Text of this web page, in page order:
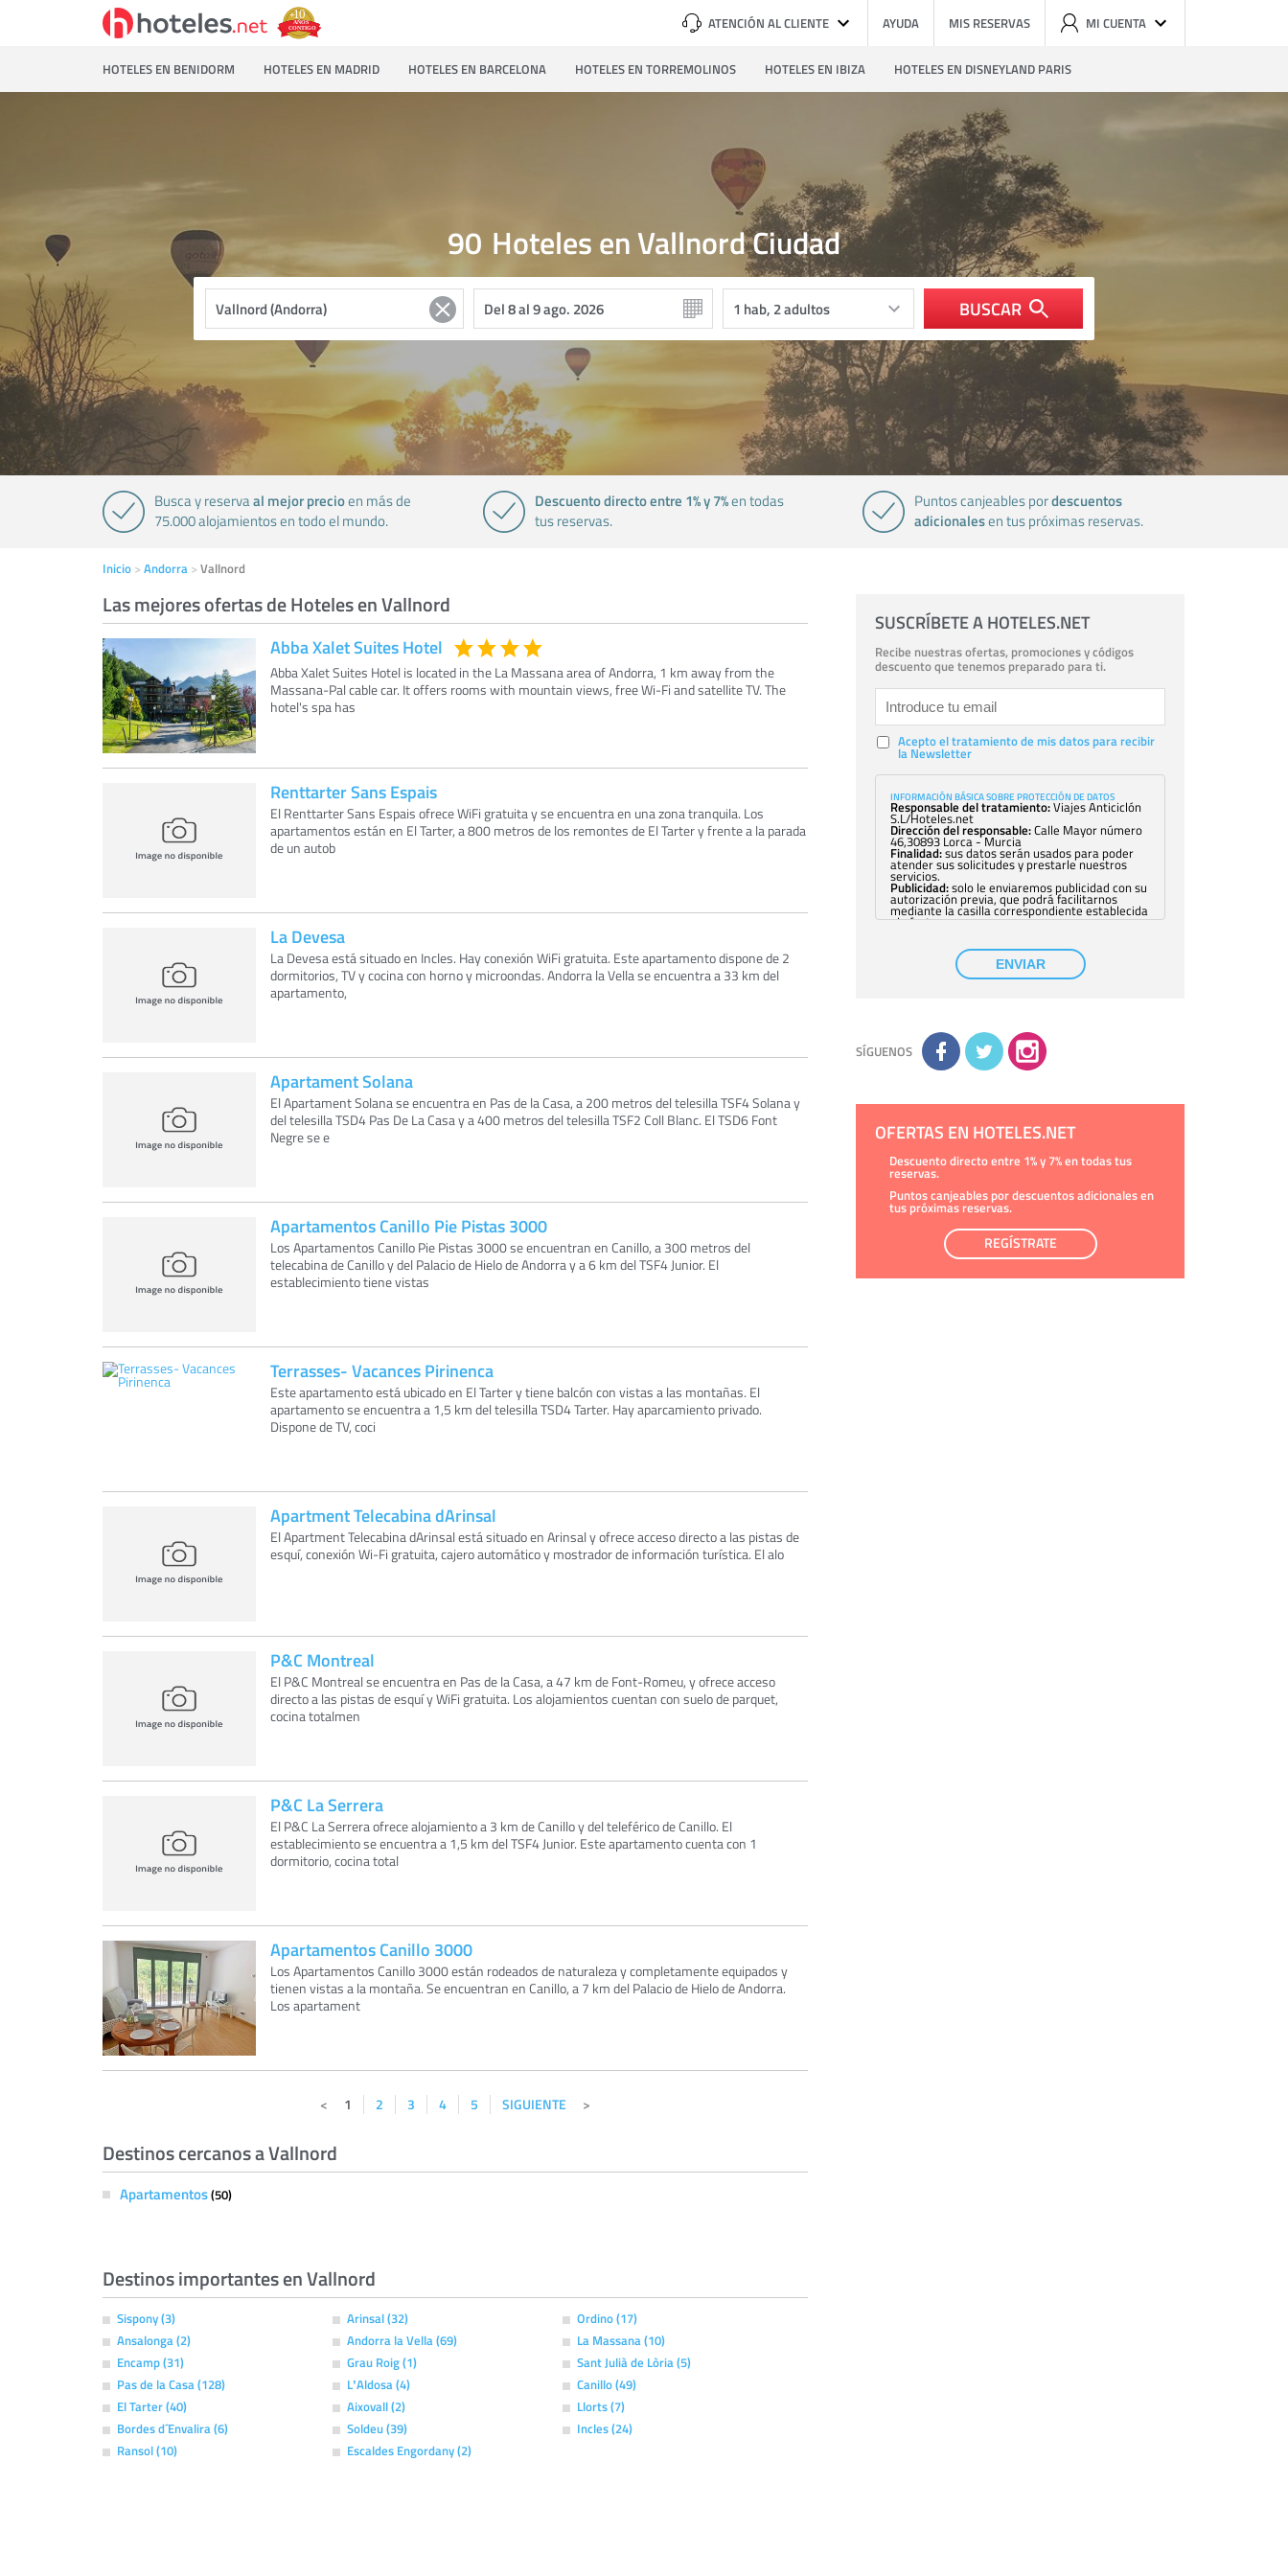
ATENCIÓN AL CLIENTE AYUDA MIS RESERVAS MI CUENTA
HOTELES EN BENIDORM HOTELES EN MADRID HOTELES EN BARCELONA HOTELES EN TORREMOLINOS HOTELES EN IBIZA HOTELES EN DISNEYLAND PARIS
Hoteles en Vallnord Ciudad
90
BUSCAR
Busca y reservaal mejor precioen más de
75.000 alojamientos en todo el mundo.
Descuento directo entre 1% y 7%en todas
tus reservas.
Puntos canjeables pordescuentos
adicionalesen tus próximas reservas.
Inicio Andorra Vallnord
Las mejores ofertas de Hoteles en Vallnord
Abba Xalet Suites Hotel
Abba Xalet Suites Hotel is located in the La Massana area of Andorra, 1 km away from the
Massana-Pal cable car. It offers rooms with mountain views, free Wi-Fi and satellite TV. The
hotel's spa has
Renttarter Sans Espais
El Renttarter Sans Espais ofrece WiFi gratuita y se encuentra en una zona tranquila. Los
apartamentos están en El Tarter, a 800 metros de los remontes de El Tarter y frente a la parada
de un autob
La Devesa
La Devesa está situado en Incles. Hay conexión WiFi gratuita. Este apartamento dispone de 2
dormitorios, TV y cocina con horno y microondas. Andorra la Vella se encuentra a 33 km del
apartamento,
Apartament Solana
El Apartament Solana se encuentra en Pas de la Casa, a 200 metros del telesilla TSF4 Solana y
del telesilla TSD4 Pas De La Casa y a 400 metros del telesilla TSF2 Coll Blanc. El TSD6 Font
Negre se e
Apartamentos Canillo Pie Pistas 3000
Los Apartamentos Canillo Pie Pistas 3000 se encuentran en Canillo, a 300 metros del
telecabina de Canillo y del Palacio de Hielo de Andorra y a 6 km del TSF4 Junior. El
establecimiento tiene vistas
Terrasses- Vacances Pirinenca
Este apartamento está ubicado en El Tarter y tiene balcón con vistas a las montañas. El
apartamento se encuentra a 1,5 km del telesilla TSD4 Tarter. Hay aparcamiento privado.
Dispone de TV, coci
Apartment Telecabina dArinsal
El Apartment Telecabina dArinsal está situado en Arinsal y ofrece acceso directo a las pistas de
esquí, conexión Wi-Fi gratuita, cajero automático y mostrador de información turística. El alo
P&C Montreal
El P&C Montreal se encuentra en Pas de la Casa, a 47 km de Font-Romeu, y ofrece acceso
directo a las pistas de esquí y WiFi gratuita. Los alojamientos cuentan con suelo de parquet,
cocina totalmen
P&C La Serrera
El P&C La Serrera ofrece alojamiento a 3 km de Canillo y del teleférico de Canillo. El
establecimiento se encuentra a 1,5 km del TSF4 Junior. Este apartamento cuenta con 1
dormitorio, cocina total
Apartamentos Canillo 3000
Los Apartamentos Canillo 3000 están rodeados de naturaleza y completamente equipados y
tienen vistas a la montaña. Se encuentran en Canillo, a 7 km del Palacio de Hielo de Andorra.
Los apartament
1 2 3 4 5 SIGUIENTE
Destinos cercanos a Vallnord
Apartamentos(50)
Destinos importantes en Vallnord
Sispony (3) Arinsal (32)
Ordino (17)
Ansalonga (2)
Andorra la Vella (69)
La Massana (10)
Encamp (31)
Grau Roig (1)
Sant Julià de Lòria (5)
Pas de la Casa (128)
LʼAldosa (4)
Canillo (49)
El Tarter (40)
Aixovall (2)
Llorts (7)
Bordes d´Envalira (6)
Soldeu (39)
Incles (24)
Ransol (10)
Escaldes Engordany (2)
SUSCRÍBETE A HOTELES.NET
Recibe nuestras ofertas, promociones y códigos
descuento que tenemos preparado para ti.
Acepto el tratamiento de mis datos para recibir
la Newsletter
INFORMACIÓN BÁSICA SOBRE PROTECCIÓN DE DATOS
Responsable del tratamiento:Viajes Anticiclón
S.L/Hoteles.net
Dirección del responsable:Calle Mayor número
46,30893 Lorca - Murcia
Finalidad:sus datos serán usados para poder
atender sus solicitudes y prestarle nuestros
servicios.
Publicidad:solo le enviaremos publicidad con su
autorización previa, que podrá facilitarnos
mediante la casilla correspondiente establecida
al efecto.
con su consentimiento previo, que podrá
facilitarnos mediante la casilla correspondiente
establecida al efecto.
Destinatarios:con carácter general, sólo el
Derechos:tiene derecho a saber qué
información tenemos sobre usted, corregirla y
eliminarla, tal y como se explica en la
información adicional disponible en nuestra
la información adicional y detallada sobre cómo
ENVIAR
SÍGUENOS
OFERTAS EN HOTELES.NET
Descuento directo entre 1% y 7% en todas tus
reservas.
Puntos canjeables por descuentos adicionales en
tus próximas reservas.
REGÍSTRATE